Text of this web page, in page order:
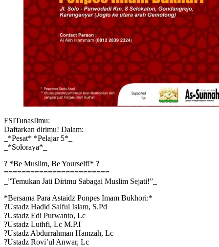
FSITunasIlmu:
Daftarkan dirimu! Dalam:
_*Pesat* *Pelajar 5*_
_*Soloraya*_
? *Be Muslim, Be Yourself!* ?
========================
_”Temukan Jati Dirimu Sabagai Muslim Sejati!”_
*Bersama Para Astaidz Ponpes Imam Bukhori:*
?Ustadz Hadid Saiful Islam, S.Pd
?Ustadz Edi Purwanto, Lc
?Ustadz Luthfi, Lc M.P.I
?Ustadz Abdurrahman Hamzah, Lc
?Ustadz Rovi’ul Anwar, Lc